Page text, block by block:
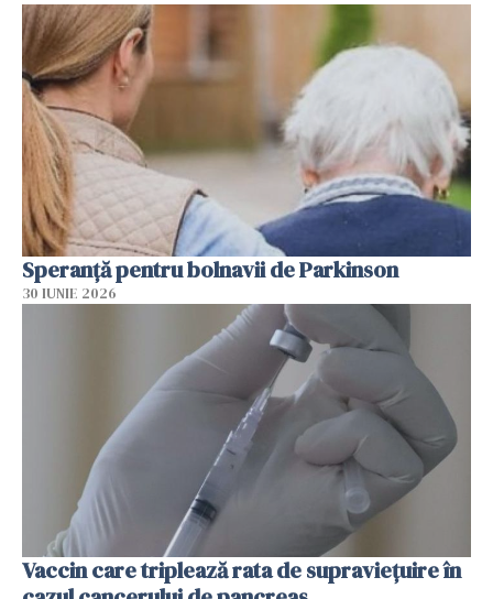
Speranță pentru bolnavii de Parkinson
30 IUNIE 2026
Vaccin care triplează rata de supraviețuire în